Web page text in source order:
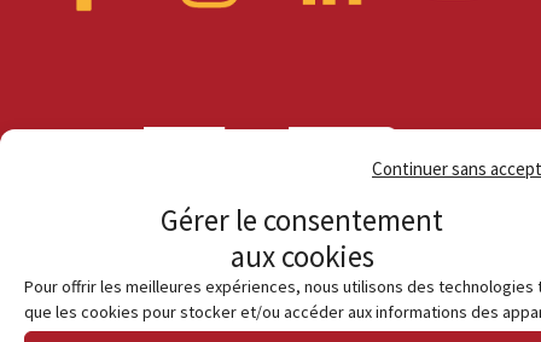
Gérer le consentement
aux cookies
Pour offrir les meilleures expériences, nous utilisons des technologies
que les cookies pour stocker et/ou accéder aux informations des
Continuer sans